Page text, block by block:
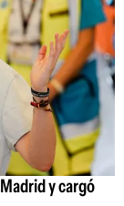
y cargó